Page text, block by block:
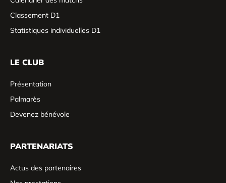
Classement D1
Statistiques individuelles D1
LE CLUB
Présentation
Palmarès
Devenez bénévole
PARTENARIATS
Actus des partenaires